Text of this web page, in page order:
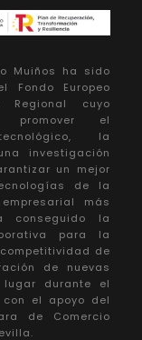
Muiños ha sido
Fondo Europeo
Regional cuyo
promover el
la
investigación
un mejor
de la
más
conseguido la
para la
de
de nuevas
durante el
el apoyo del
de Comercio